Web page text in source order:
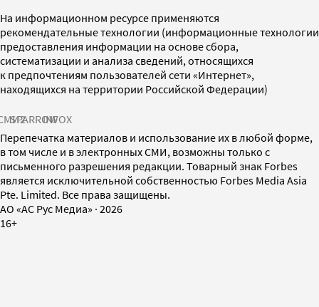
На информационном ресурсе применяются
рекомендательные технологии (информационные технологии
предоставления информации на основе сбора,
систематизации и анализа сведений, относящихся
к предпочтениям пользователей сети «Интернет»,
находящихся на территории Российской Федерации)
SPARROWINFOX
Перепечатка материалов и использование их в любой форме,
в том числе и в электронных СМИ, возможны только с
письменного разрешения редакции. Товарный знак Forbes
является исключительной собственностью Forbes Media Asia
Pte. Limited. Все права защищены.
AO «АС Рус Медиа» · 2026
16+